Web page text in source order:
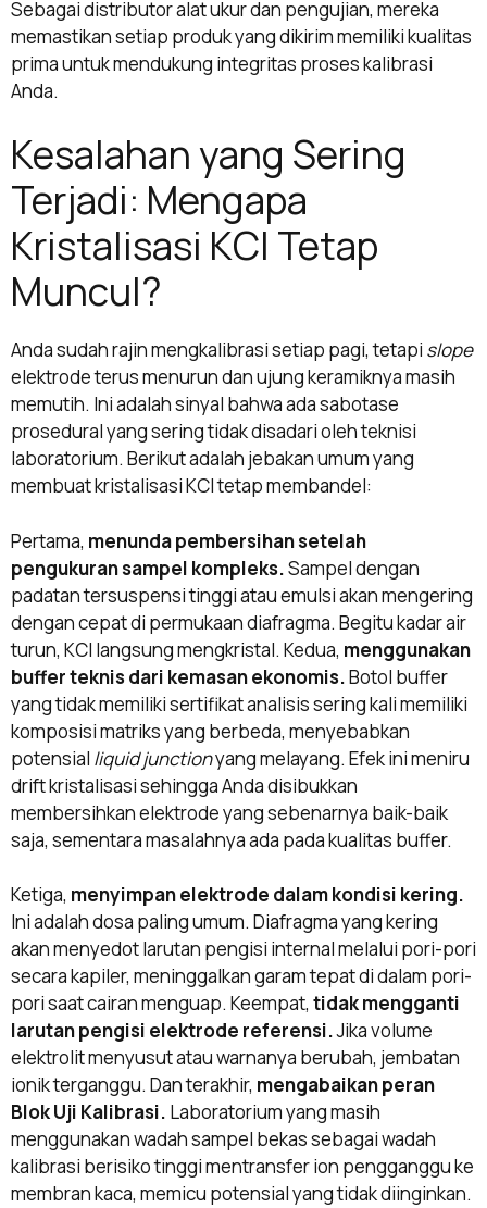
Sebagai distributor alat ukur dan pengujian, mereka
memastikan setiap produk yang dikirim memiliki kualitas
prima untuk mendukung integritas proses kalibrasi
Anda.
Kesalahan yang Sering
Terjadi: Mengapa
Kristalisasi KCl Tetap
Muncul?
Anda sudah rajin mengkalibrasi setiap pagi, tetapi slope
elektrode terus menurun dan ujung keramiknya masih
memutih. Ini adalah sinyal bahwa ada sabotase
prosedural yang sering tidak disadari oleh teknisi
laboratorium. Berikut adalah jebakan umum yang
membuat kristalisasi KCl tetap membandel:
Pertama, menunda pembersihan setelah
pengukuran sampel kompleks.Sampel dengan
padatan tersuspensi tinggi atau emulsi akan mengering
dengan cepat di permukaan diafragma. Begitu kadar air
turun, KCl langsung mengkristal. Kedua, menggunakan
buffer teknis dari kemasan ekonomis.Botol buffer
yang tidak memiliki sertifikat analisis sering kali memiliki
komposisi matriks yang berbeda, menyebabkan
potensial liquid junctionyang melayang. Efek ini meniru
drift kristalisasi sehingga Anda disibukkan
membersihkan elektrode yang sebenarnya baik-baik
saja, sementara masalahnya ada pada kualitas buffer.
Ketiga, menyimpan elektrode dalam kondisi kering.
Ini adalah dosa paling umum. Diafragma yang kering
akan menyedot larutan pengisi internal melalui pori-pori
secara kapiler, meninggalkan garam tepat di dalam pori-
pori saat cairan menguap. Keempat, tidak mengganti
larutan pengisi elektrode referensi.Jika volume
elektrolit menyusut atau warnanya berubah, jembatan
ionik terganggu. Dan terakhir, mengabaikan peran
Blok Uji Kalibrasi. Laboratorium yang masih
menggunakan wadah sampel bekas sebagai wadah
kalibrasi berisiko tinggi mentransfer ion pengganggu ke
membran kaca, memicu potensial yang tidak diinginkan.